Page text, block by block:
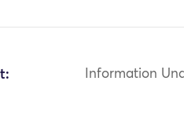
Information